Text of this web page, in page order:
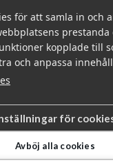
för att samla in och
prestanda
kopplade till
och anpassa
för
Avböj alla cookies
Sverige AB ©
|
031 -